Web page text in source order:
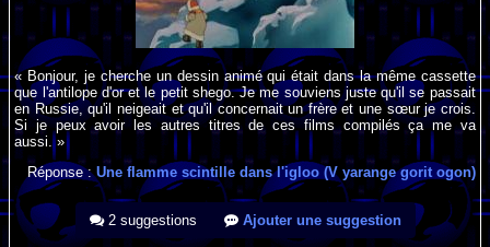
« Bonjour, je cherche un dessin animé qui était dans la même cassette
que l'antilope d'or et le petit shego. Je me souviens juste qu'il se passait
en Russie, qu'il neigeait et qu'il concernait un frère et une sœur je crois.
Si je peux avoir les autres titres de ces films compilés ça me va
aussi. »
Réponse :Une flamme scintille dans l'igloo (V yarange gorit ogon)
2 suggestions Ajouter une suggestion